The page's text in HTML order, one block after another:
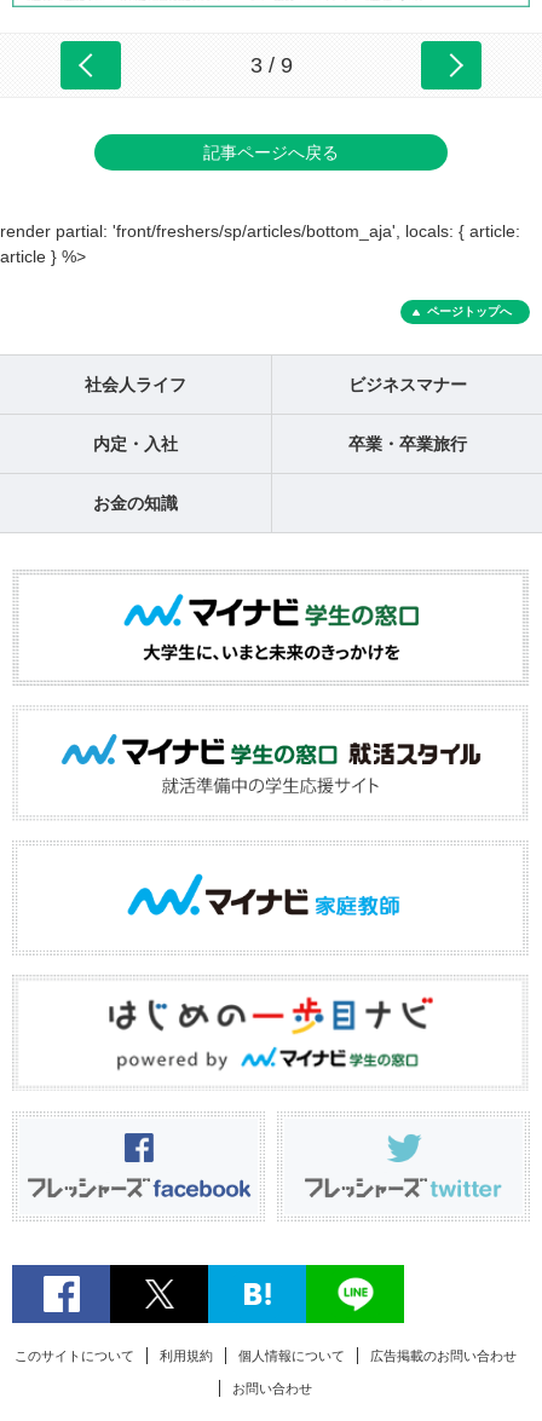
3 / 9
記事ページへ戻る
render partial: 'front/freshers/sp/articles/bottom_aja', locals: { article:
article } %>
ページトップへ
社会人ライフ ビジネスマナー
内定・入社 卒業・卒業旅行
お金の知識
このサイトについて 利用規約 個人情報について 広告掲載のお問い合わせ
お問い合わせ